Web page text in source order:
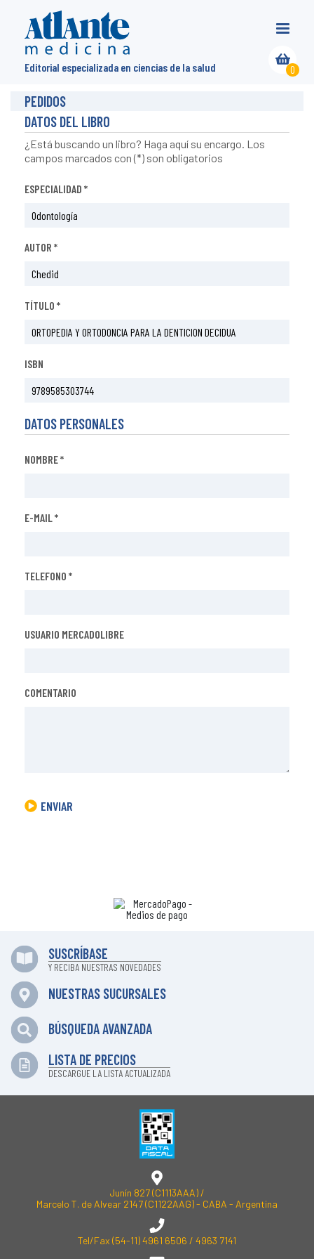
0
Editorial especializada en ciencias de la salud
PEDIDOS
DATOS DEL LIBRO
¿Está buscando un libro? Haga aquí su encargo. Los
campos marcados con (*) son obligatorios
ESPECIALIDAD *
AUTOR *
TÍTULO *
ISBN
DATOS PERSONALES
NOMBRE *
E-MAIL *
TELEFONO *
USUARIO MERCADOLIBRE
COMENTARIO
ENVIAR
SUSCRÍBASE
Y RECIBA NUESTRAS NOVEDADES
NUESTRAS SUCURSALES
BÚSQUEDA AVANZADA
LISTA DE PRECIOS
DESCARGUE LA LISTA ACTUALIZADA
Junín 827 (C1113AAA) /
Marcelo T. de Alvear 2147 (C1122AAG) - CABA - Argentina
Tel/Fax (54-11) 4961 6506 / 4963 7141